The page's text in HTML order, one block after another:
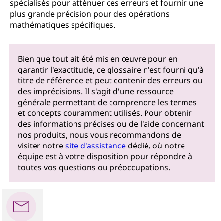
spécialisés pour atténuer ces erreurs et fournir une
plus grande précision pour des opérations
mathématiques spécifiques.
Bien que tout ait été mis en œuvre pour en
garantir l'exactitude, ce glossaire n'est fourni qu'à
titre de référence et peut contenir des erreurs ou
des imprécisions. Il s'agit d'une ressource
générale permettant de comprendre les termes
et concepts couramment utilisés. Pour obtenir
des informations précises ou de l'aide concernant
nos produits, nous vous recommandons de
visiter notresite d'assistancedédié, où notre
équipe est à votre disposition pour répondre à
toutes vos questions ou préoccupations.